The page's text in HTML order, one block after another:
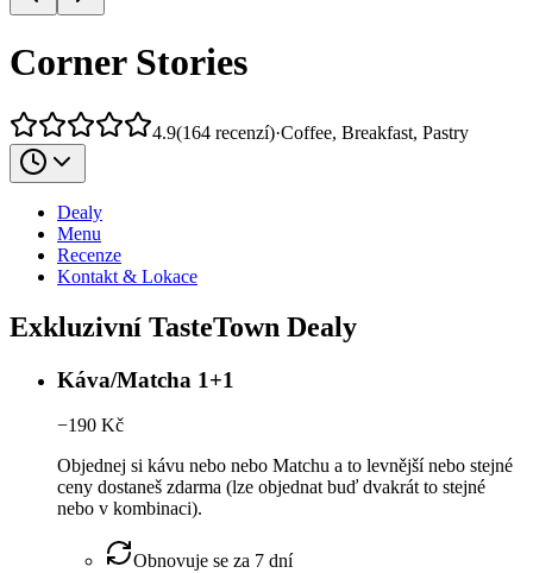
Corner Stories
4.9(164 recenzí)·Coffee, Breakfast, Pastry
Dealy
Menu
Recenze
Kontakt & Lokace
Exkluzivní TasteTown Dealy
Káva/Matcha 1+1
−190 Kč
Objednej si kávu nebo nebo Matchu a to levnější nebo stejné
ceny dostaneš zdarma (lze objednat buď dvakrát to stejné
nebo v kombinaci).
Obnovuje se za 7 dní